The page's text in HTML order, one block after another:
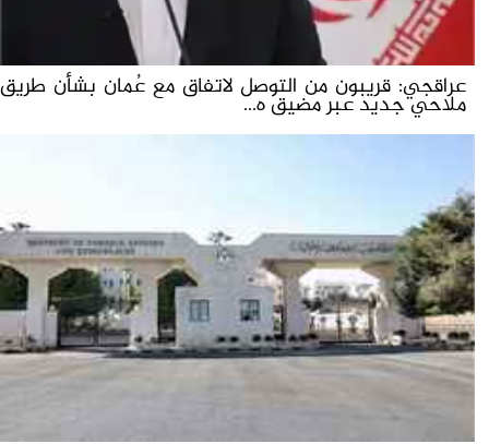
عراقجي: قريبون من التوصل لاتفاق مع عُمان بشأن طريق
ملاحي جديد عبر مضيق ه...